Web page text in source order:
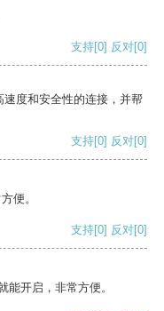
支持[0] 反对[0]
度和安全性的连接，并帮
支持[0] 反对[0]
便。
支持[0] 反对[0]
能开启，非常方便。